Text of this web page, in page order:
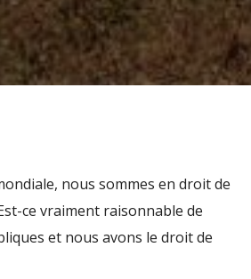
nous sommes en droit de
ce vraiment raisonnable de
et nous avons le droit de